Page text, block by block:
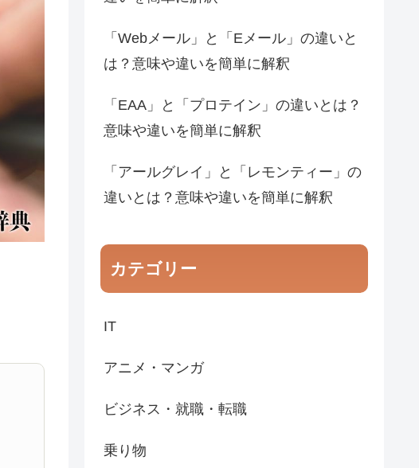
「Webメール」と「Eメール」の違いと
は？意味や違いを簡単に解釈
「EAA」と「プロテイン」の違いとは？
意味や違いを簡単に解釈
「アールグレイ」と「レモンティー」の
違いとは？意味や違いを簡単に解釈
カテゴリー
IT
アニメ・マンガ
ビジネス・就職・転職
乗り物